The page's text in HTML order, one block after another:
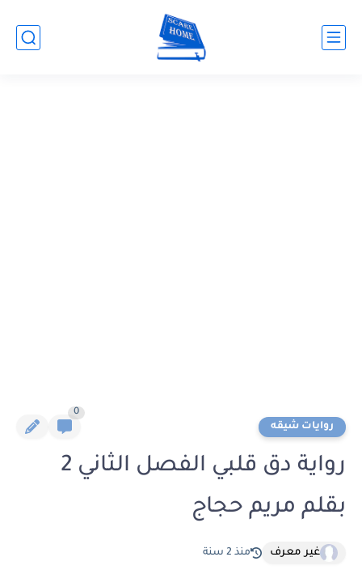
روايات شيقه
0
رواية دق قلبي الفصل الثاني 2
بقلم مريم حجاج
غير معرف منذ 2 سنة